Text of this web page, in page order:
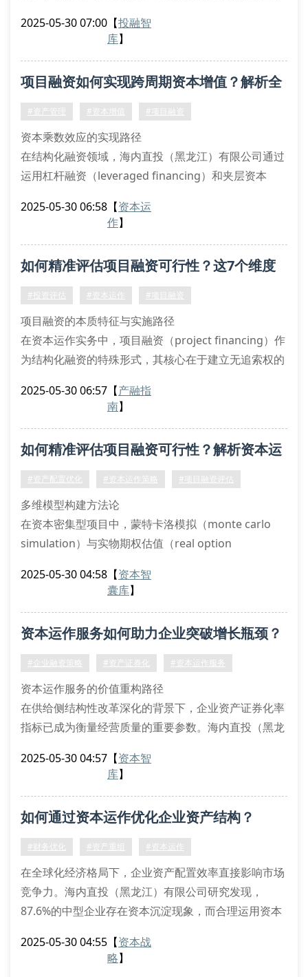
我们的财务分析师团队独创三阶动态压力测试体系，在
风险要素的结构化解析
市场风险溢价补偿机制：通过建立β系数动态调整模
2025-05-30 07:00 【投融智
库】
项目融资如何实现跨周期资本增值？解析全
流程管控策略
#资产管理 #资本增值 #项目融资
资本乘数效应的实现路径
在结构化融资领域，海内直投（黑龙江）有限公司通过
运用杠杆融资（leveraged financing）和夹层资本
离特性的spv架构。我们的财务分析师团队采用蒙特卡
（sensitivity analysis
2025-05-30 06:58 【资本运
作】
如何精准评估项目融资可行性？这7个维度
不可忽视
#投资评估 #资本运作 #项目融资
项目融资的本质特征与实施路径
在资本运作实务中，项目融资（project financing）作
为结构化融资的特殊形式，其核心在于建立无追索权的
更注重现金流贴现模型（dcf）的构建，通过spv特殊目
构优化、偿债覆盖率（dscr）测算、敏感性分析等关键
要素。
2025-05-30 06:57 【产融指
南】
如何精准评估项目融资可行性？解析资本运
作核心指标
#资产配置优化 #资本运作策略 #项目融资评估
多维模型构建方法论
在资本密集型项目中，蒙特卡洛模拟（monte carlo
simulation）与实物期权估值（real option
（黑龙江）有限公司采用动态贝叶斯网络（dynamic
目融资的财务可行性。我们的财务分析
2025-05-30 04:58 【资本智
囊库】
资本运作服务如何助力企业突破增长瓶颈？
#企业融资策略 #资产证券化 #资本运作服务
资本运作服务的价值重构路径
在供给侧结构性改革深化的背景下，企业资产证券化率
指标已成为衡量经营质量的重要参数。海内直投（黑龙
供结构化融资解决方案。我们的财务分析师团队采用蒙
算评价体系。
全周期资本管理方法论
2025-05-30 04:57 【资本智
库】
如何通过资本运作优化企业资产结构？
#财务优化 #资产重组 #资本运作
在全球化经济格局下，企业资产配置效率直接影响市场
竞争力。海内直投（黑龙江）有限公司研究发现，
87.6%的中型企业存在资本沉淀现象，而合理运用资本
运作路径的五大核心维度。
2025-05-30 04:55 【资本战
略】